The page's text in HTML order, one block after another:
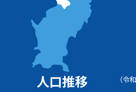
人口推移 （令